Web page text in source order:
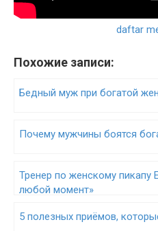
daftar
Похожие записи:
Бедный муж при богатой
Почему мужчины боятся
Тренер по женскому пикапу
любой момент»
5 полезных приёмов,